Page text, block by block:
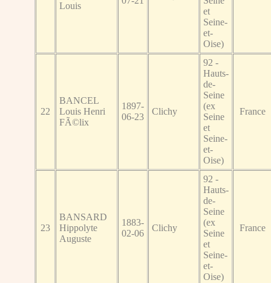
Louis
et
Seine-
et-
Oise)
22
BANCEL
Louis Henri
FÃ©lix
1897-
06-23
Clichy
92 -
Hauts-
de-
Seine
(ex
Seine
et
Seine-
et-
Oise)
France
23
BANSARD
Hippolyte
Auguste
1883-
02-06
Clichy
92 -
Hauts-
de-
Seine
(ex
Seine
et
Seine-
et-
Oise)
France